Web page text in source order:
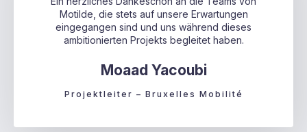
Motilde, die stets auf unsere Erwartungen
eingegangen sind und uns während dieses
ambitionierten Projekts begleitet haben.
Moaad Yacoubi
Projektleiter – Bruxelles Mobilité